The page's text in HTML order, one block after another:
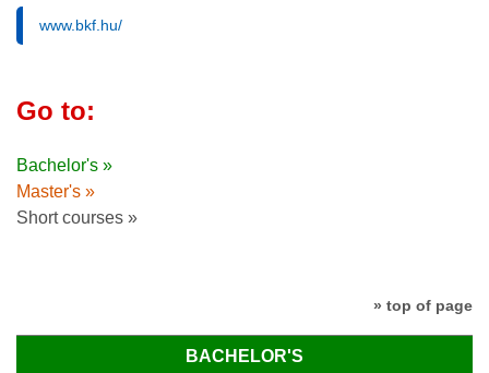
www.bkf.hu/
Go to:
Bachelor's »
Master's »
Short courses »
» top of page
BACHELOR'S